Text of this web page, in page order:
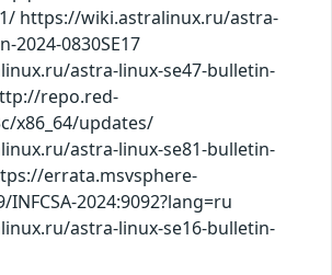
https://wiki.astralinux.ru/astra-
2024-0830SE17
astra-linux-se47-bulletin-
repo.red-
x86_64/updates/
astra-linux-se81-bulletin-
errata.msvsphere-
2024:9092?lang=ru
astra-linux-se16-bulletin-